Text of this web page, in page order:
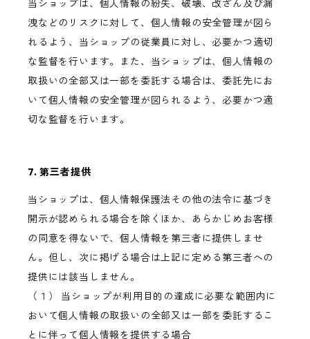
当ショップは、個人情報の紛失、破壊、改ざん及び漏
洩などのリスクに対して、個人情報の安全管理が図ら
れるよう、当ショップの従業員に対し、必要かつ適切
な監督を行います。また、当ショップは、個人情報の
取扱いの全部又は一部を委託する場合は、委託先にお
いて個人情報の安全管理が図られるよう、必要かつ適
切な監督を行います。
7. 第三者提供
当ショップは、個人情報保護法その他の法令に基づき
開示が認められる場合を除くほか、あらかじめお客様
の同意を得ないで、個人情報を第三者に提供しませ
ん。但し、次に掲げる場合は上記に定める第三者への
提供には該当しません。
（１） 当ショップが利用目的の達成に必要な範囲内に
おいて個人情報の取扱いの全部又は一部を委託するこ
とに伴って個人情報を提供する場合